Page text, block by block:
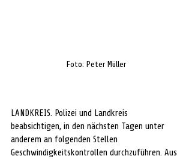
Foto: Peter Müller
LANDKREIS. Polizei und Landkreis
beabsichtigen, in den nächsten Tagen unter
anderem an folgenden Stellen
Geschwindigkeitskontrollen durchzuführen. Aus